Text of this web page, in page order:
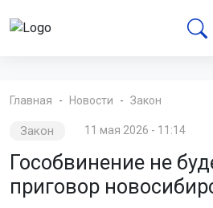
Главная Новости Закон
Закон 11 мая 2026 - 11:14
Гособвинение не
приговор